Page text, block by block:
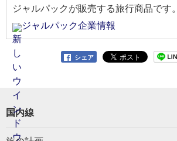
ジャルパックが販売する旅行商品です。
ジャルパック企業情報
シェア
国内線